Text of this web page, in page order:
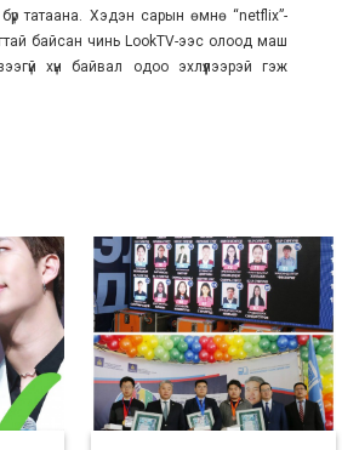
татаана. Хэдэн сарын өмнө “netflix”-
байсан чинь LookTV-ээс олоод маш
хүн байвал одоо эхлүүлээрэй гэж